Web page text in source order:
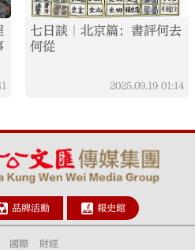
七日談｜北京篇：書評何去
何從
2025.09.19 01:14
品牌活動 報史館
國際 財經